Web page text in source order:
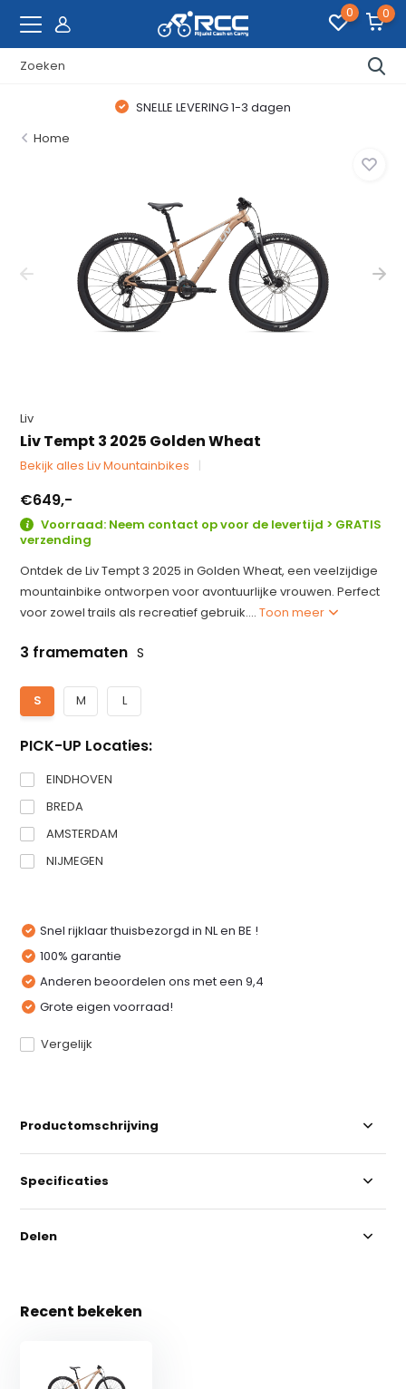
0 0
SNELLE LEVERING 1-3 dagen
Home
Liv
Liv Tempt 3 2025 Golden Wheat
Bekijk alles Liv Mountainbikes
€649,-
Voorraad: Neem contact op voor de levertijd > GRATIS
verzending
Ontdek de Liv Tempt 3 2025 in Golden Wheat, een veelzijdige
mountainbike ontworpen voor avontuurlijke vrouwen. Perfect
voor zowel trails als recreatief gebruik....Toon meer
3 framematen S
S M L
PICK-UP Locaties:
EINDHOVEN
BREDA
AMSTERDAM
NIJMEGEN
Snel rijklaar thuisbezorgd in NL en BE !
100% garantie
Anderen beoordelen ons met een 9,4
Grote eigen voorraad!
Vergelijk
Productomschrijving
Specificaties
Delen
Recent bekeken